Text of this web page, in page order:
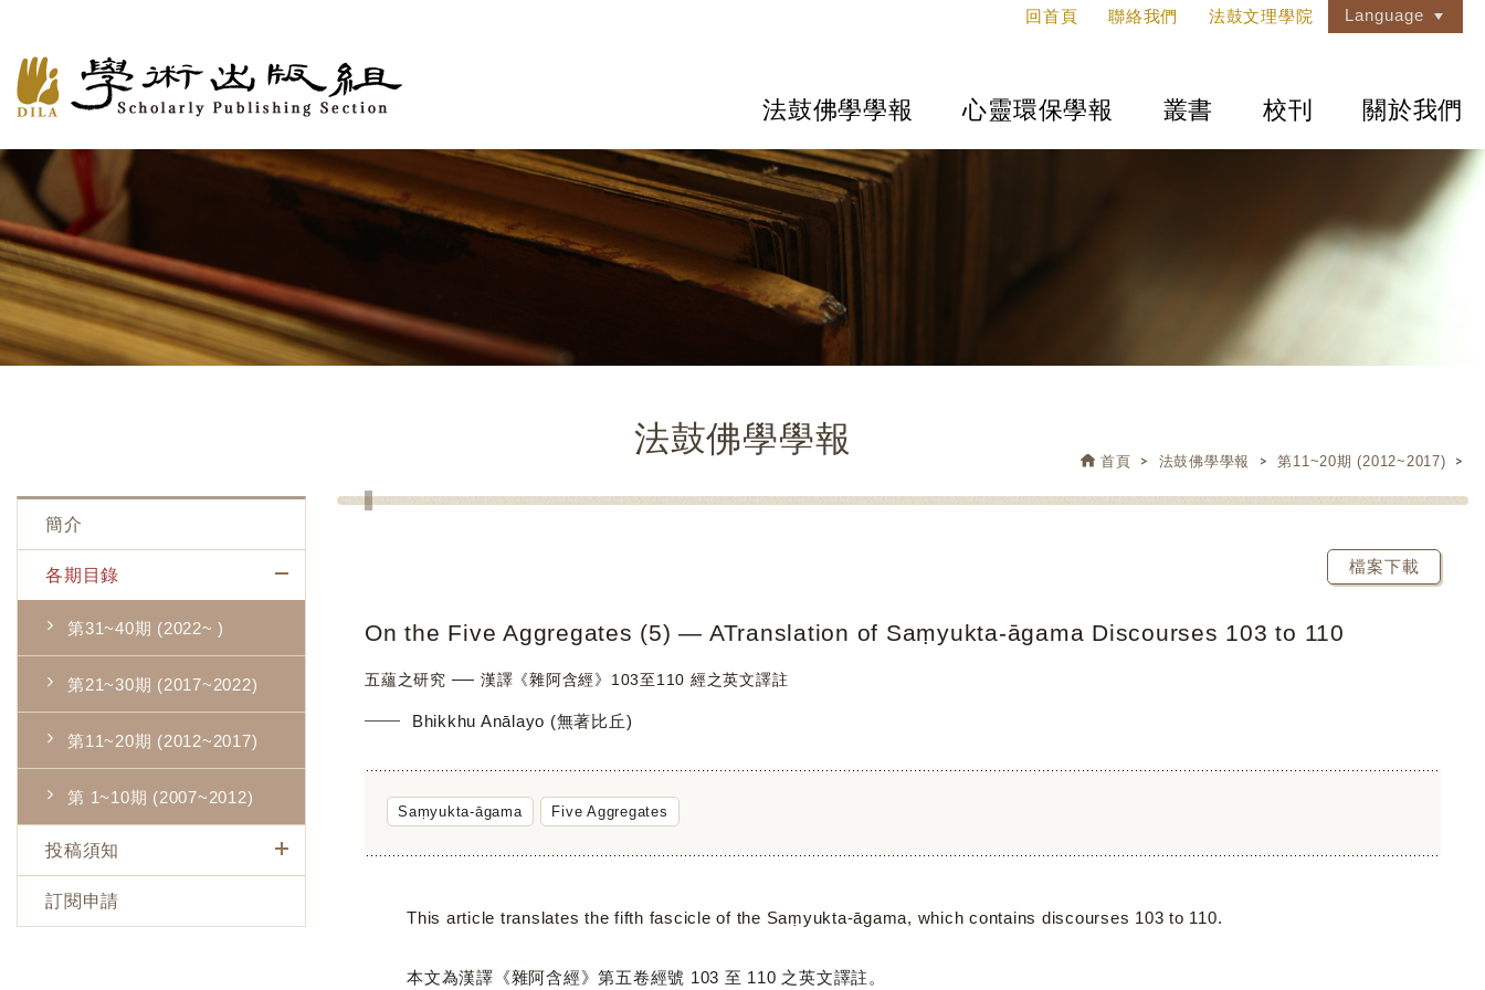
回首頁 聯絡我們 法鼓文理學院 Language
法鼓佛學學報 心靈環保學報 叢書 校刊 關於我們
法鼓佛學學報
首頁 法鼓佛學學報 第11~20期 (2012~2017)
簡介
各期目錄
第31~40期 (2022~ )
第21~30期 (2017~2022)
第11~20期 (2012~2017)
第 1~10期 (2007~2012)
投稿須知
訂閱申請
檔案下載
On the Five Aggregates (5) ― ATranslation of Saṃyukta-āgama Discourses 103 to 110
五蘊之研究 ── 漢譯《雜阿含經》103至110 經之英文譯註
Bhikkhu Anālayo (無著比丘)
Saṃyukta-āgama Five Aggregates
This article translates the fifth fascicle of the Saṃyukta-āgama, which contains discourses 103 to 110.
本文為漢譯《雜阿含經》第五卷經號 103 至 110 之英文譯註。